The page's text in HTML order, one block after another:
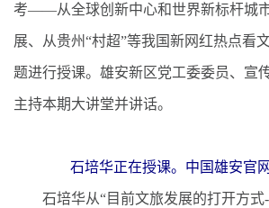
考——从全球创新中心和世界新标杆城
展、从贵州“村超”等我国新网红热点看
题进行授课。雄安新区党工委委员、宣
主持本期大讲堂并讲话。
石培华正在授课。中国雄安官
石培华从“目前文旅发展的打开方式-